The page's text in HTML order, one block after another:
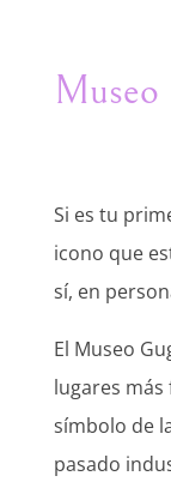
Si es tu
icono que
sí, en
El Museo
lugares más
símbolo de
pasado